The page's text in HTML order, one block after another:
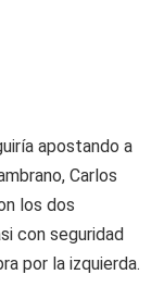
apostando a
Carlos
los dos
con seguridad
por la izquierda.